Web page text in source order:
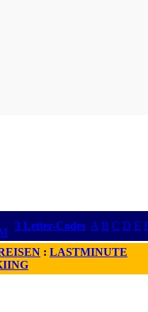
3 Letter-Codes A B C D E
: LASTMINUTE